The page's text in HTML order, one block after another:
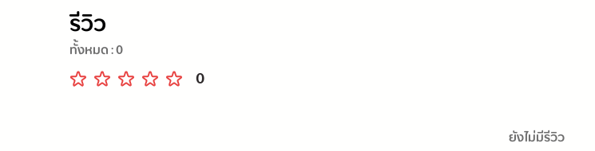
รีวิว
ทั้งหมด :0
0
ยังไม่มีรีวิว